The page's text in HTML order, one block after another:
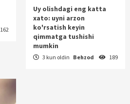
162
Uy olishdagi eng katta
xato: uyni arzon
ko'rsatish keyin
qimmatga tushishi
mumkin
3 kun oldin Behzod 189